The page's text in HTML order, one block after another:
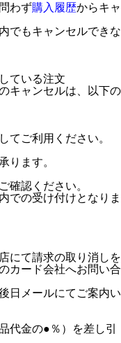
わず購入履歴からキャ
でもキャンセルできな
ている注文
キャンセルは、以下の
てご利用ください。
ります。
確認ください。
内での受け付けとなりま
にて請求の取り消しを
カード会社へお問い合
日メールにてご案内い
代金の●％）を差し引